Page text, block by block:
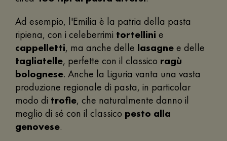
Ad esempio, l'Emilia è la patria della pasta
ripiena, con i celeberrimi tortellini e
cappelletti, ma anche delle lasagnee delle
tagliatelle, perfette con il classico ragù
bolognese. Anche la Liguria vanta una vasta
produzione regionale di pasta, in particolar
modo di trofie, che naturalmente danno il
meglio di sé con il classico pesto alla
genovese.